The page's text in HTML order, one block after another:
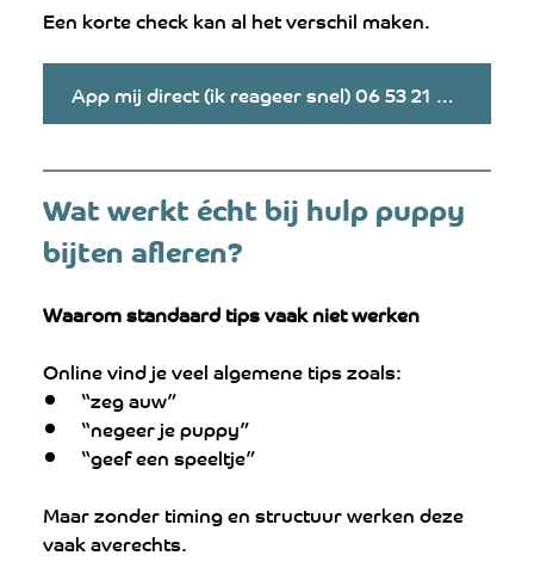
Een korte check kan al het verschil maken.
App mij direct (ik reageer snel) 06 53 21 51 80
Wat werkt écht bij hulp puppy
bijten afleren?
Waarom standaard tips vaak niet werken
Online vind je veel algemene tips zoals:
“zeg auw”
“negeer je puppy”
“geef een speeltje”
Maar zonder timing en structuur werken deze
vaak averechts.